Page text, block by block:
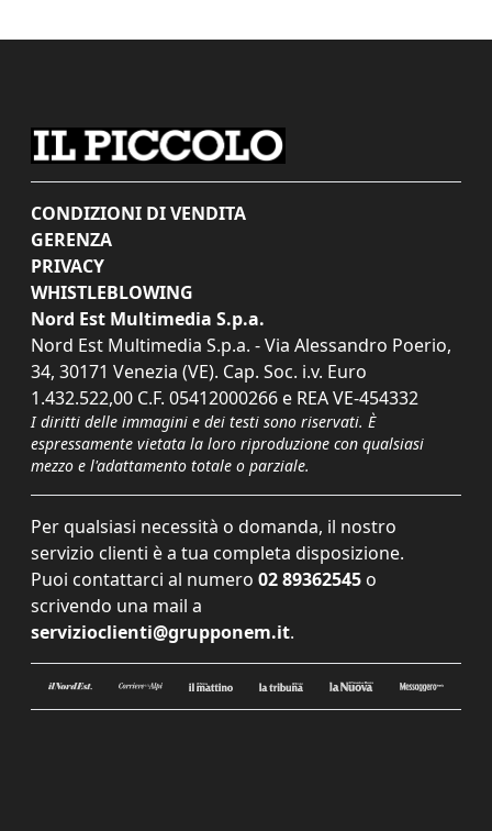
CONDIZIONI DI VENDITA
GERENZA
PRIVACY
WHISTLEBLOWING
Nord Est Multimedia S.p.a.
Nord Est Multimedia S.p.a. - Via Alessandro Poerio,
34, 30171 Venezia (VE). Cap. Soc. i.v. Euro
1.432.522,00 C.F. 05412000266 e REA VE-454332
I diritti delle immagini e dei testi sono riservati. È
espressamente vietata la loro riproduzione con qualsiasi
mezzo e l'adattamento totale o parziale.
Per qualsiasi necessità o domanda, il nostro
servizio clienti è a tua completa disposizione.
Puoi contattarci al numero 02 89362545 o
scrivendo una mail a
servizioclienti@grupponem.it.